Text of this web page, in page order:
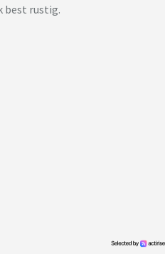
best rustig.